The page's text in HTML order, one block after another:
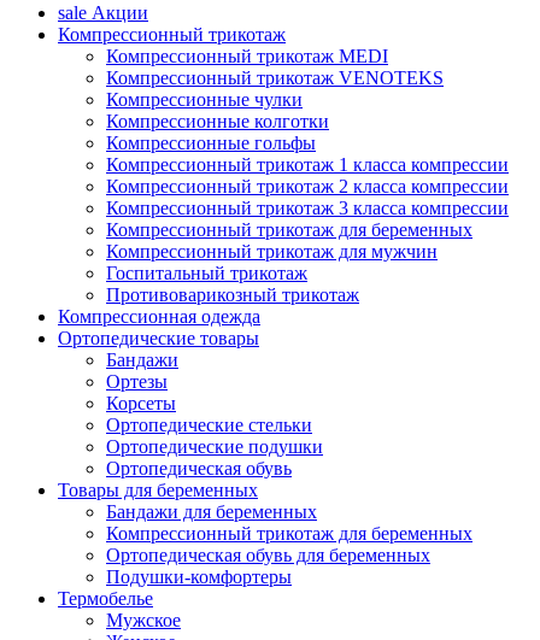
sale Акции
Компрессионный трикотаж
Компрессионный трикотаж MEDI
Компрессионный трикотаж VENOTEKS
Компрессионные чулки
Компрессионные колготки
Компрессионные гольфы
Компрессионный трикотаж 1 класса компрессии
Компрессионный трикотаж 2 класса компрессии
Компрессионный трикотаж 3 класса компрессии
Компрессионный трикотаж для беременных
Компрессионный трикотаж для мужчин
Госпитальный трикотаж
Противоварикозный трикотаж
Компрессионная одежда
Ортопедические товары
Бандажи
Ортезы
Корсеты
Ортопедические стельки
Ортопедические подушки
Ортопедическая обувь
Товары для беременных
Бандажи для беременных
Компрессионный трикотаж для беременных
Ортопедическая обувь для беременных
Подушки-комфортеры
Термобелье
Мужское